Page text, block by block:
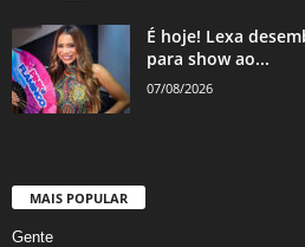
É hoje! Lexa
para show ao...
07/08/2026
MAIS POPULAR
Gente